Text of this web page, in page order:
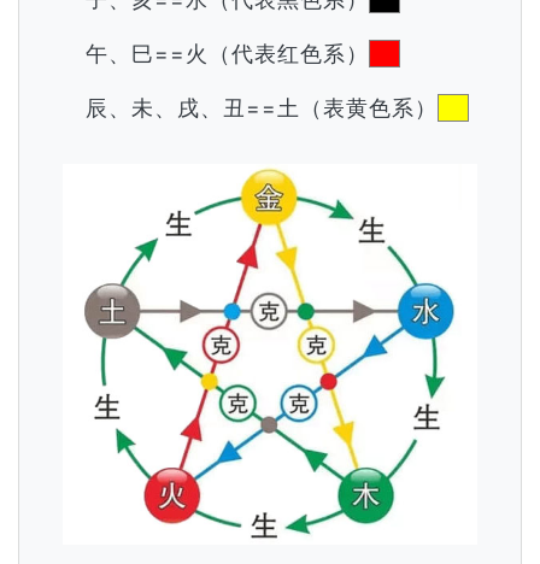
午、巳==火（代表红色系）
辰、未、戌、丑==土（表黄色系）